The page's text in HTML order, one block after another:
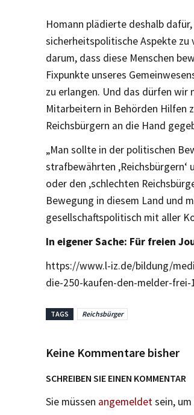
Homann plädierte deshalb
sicherheitspolitische Aspekte zu
darum, dass diese Menschen
Fixpunkte unseres
zu erlangen. Und das dürfen wir
Mitarbeitern in Behörden Hilfen
Reichsbürgern an die Hand
„Man sollte in der politischen
strafbewährten ‚Reichsbürgern‘
oder den ‚schlechten
Bewegung in diesem Land und
gesellschaftspolitisch mit aller
In eigener Sache: Für freien
https://www.l-iz.de/bildung/
die-250-kaufen-den-melder-frei-
TAGS Reichsbürger
Keine Kommentare bisher
SCHREIBEN SIE EINEN KOMMENTAR
Sie müssen angemeldetsein,